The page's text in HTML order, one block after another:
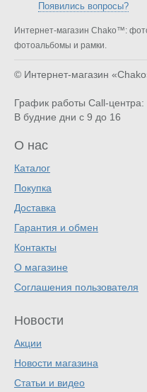
Появились вопросы?
Интернет-магазин Chako™:
фотоальбомы и рамки.
© Интернет-магазин
График работы Call-центра:
В будние дни с 9 до 16
О нас
Каталог
Покупка
Доставка
Гарантия и обмен
Контакты
О магазине
Соглашения пользователя
Новости
Акции
Новости магазина
Статьи и видео